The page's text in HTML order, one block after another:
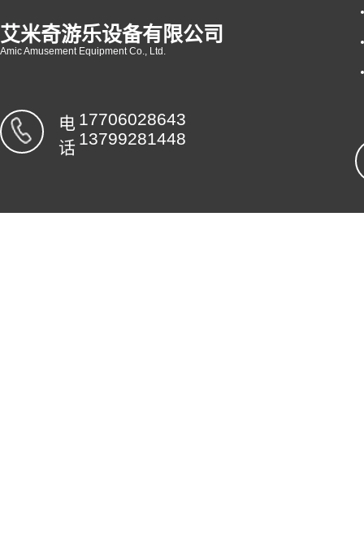
艾米奇游乐设备有限公司
Amic Amusement Equipment Co., Ltd.
电
话
17706028643
13799281448